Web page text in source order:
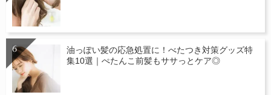
油っぽい髪の応急処置に！べたつき対策グッズ特
集10選｜ぺたんこ前髪もササっとケア◎